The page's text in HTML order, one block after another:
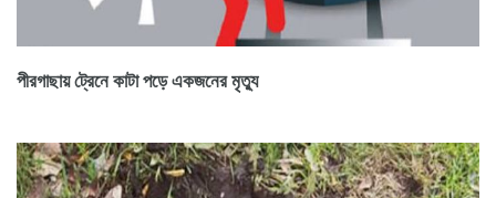
পীরগাছায় ট্রেনে কাটা পড়ে একজনের মৃত্যু